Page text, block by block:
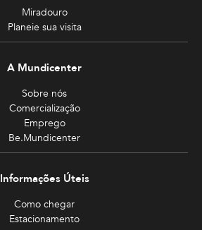
Miradouro
Planeie sua visita
A Mundicenter
Sobre nós
Comercialização
Emprego
Be.Mundicenter
Informações Úteis
Como chegar
Estacionamento